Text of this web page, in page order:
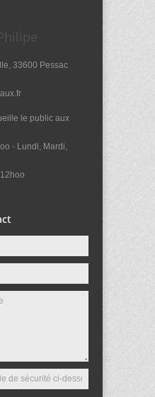
33600 Pessac
le public aux
- Lundi, Mardi,